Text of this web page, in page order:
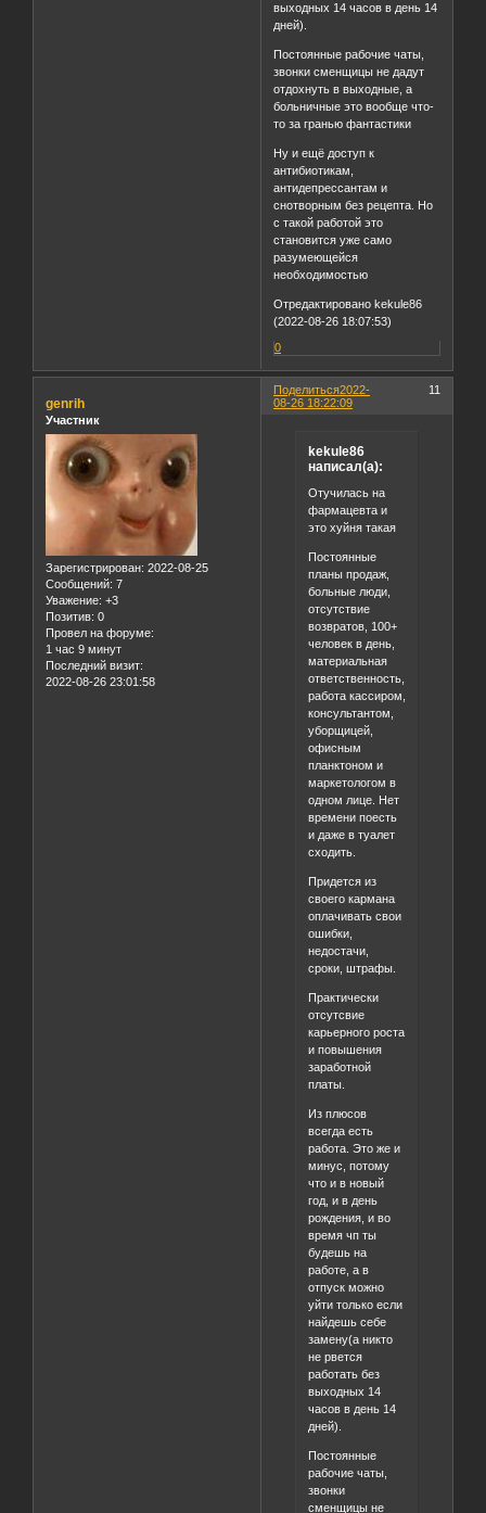
выходных 14 часов в день 14
дней).
Постоянные рабочие чаты,
звонки сменщицы не дадут
отдохнуть в выходные, а
больничные это вообще что-
то за гранью фантастики
Ну и ещё доступ к
антибиотикам,
антидепрессантам и
снотворным без рецепта. Но
с такой работой это
становится уже само
разумеющейся
необходимостью
Отредактировано kekule86
(2022-08-26 18:07:53)
0
Поделиться 11
2022-
08-26 18:22:09
genrih
Участник
Зарегистрирован: 2022-08-25
Сообщений: 7
Уважение: +3
Позитив: 0
Провел на форуме:
1 час 9 минут
Последний визит:
2022-08-26 23:01:58
kekule86
написал(а):
Отучилась на
фармацевта и
это хуйня такая
Постоянные
планы продаж,
больные люди,
отсутствие
возвратов, 100+
человек в день,
материальная
ответственность,
работа кассиром,
консультантом,
уборщицей,
офисным
планктоном и
маркетологом в
одном лице. Нет
времени поесть
и даже в туалет
сходить.
Придется из
своего кармана
оплачивать свои
ошибки,
недостачи,
сроки, штрафы.
Практически
отсутсвие
карьерного роста
и повышения
заработной
платы.
Из плюсов
всегда есть
работа. Это же и
минус, потому
что и в новый
год, и в день
рождения, и во
время чп ты
будешь на
работе, а в
отпуск можно
уйти только если
найдешь себе
замену(а никто
не рвется
работать без
выходных 14
часов в день 14
дней).
Постоянные
рабочие чаты,
звонки
сменщицы не